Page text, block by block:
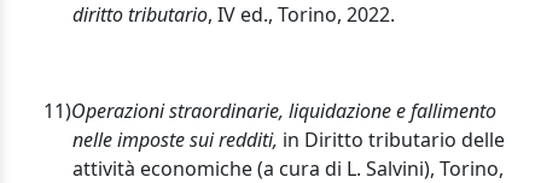
diritto tributario, IV ed., Torino, 2022.
11)Operazioni straordinarie, liquidazione e fallimento
nelle imposte sui redditi, in Diritto tributario delle
attività economiche (a cura di L. Salvini), Torino,